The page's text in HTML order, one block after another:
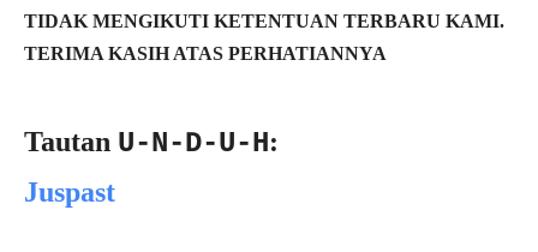
TIDAK MENGIKUTI KETENTUAN TERBARU KAMI.
TERIMA KASIH ATAS PERHATIANNYA
Tautan U-N-D-U-H:
Juspast